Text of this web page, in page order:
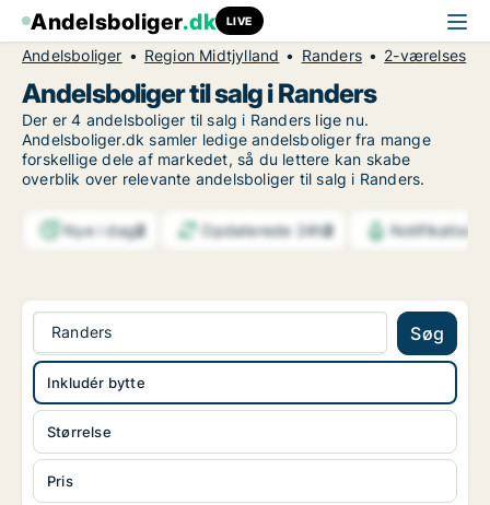
Andelsboliger.dk LIVE
Andelsboliger Region Midtjylland Randers 2-værelses
Andelsboliger til salg i Randers
Der er 4 andelsboliger til salg i Randers lige nu.
Andelsboliger.dk samler ledige andelsboliger fra mange
forskellige dele af markedet, så du lettere kan skabe
overblik over relevante andelsboliger til salg i Randers.
Nye i dag2 Opdaterede 24h2
Randers Søg
Størrelse
Pris
Inkludér bytte